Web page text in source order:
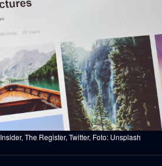
The Register, Twitter, Foto: Unsplash